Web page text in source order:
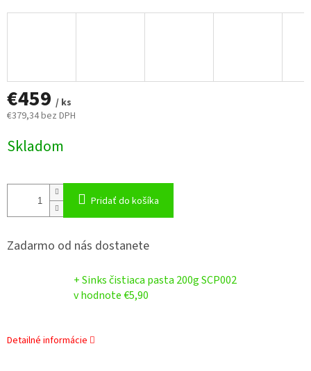
€459 / ks
€379,34 bez DPH
cena:
Skladom
Pridať do košíka
Zadarmo od nás dostanete
+ Sinks čistiaca pasta 200g SCP002
v hodnote €5,90
Detailné informácie